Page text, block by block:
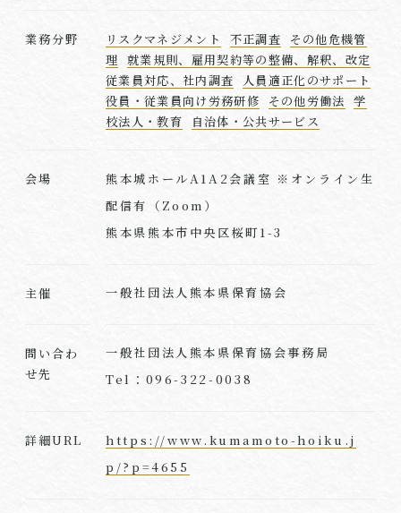
業務分野 リスクマネジメント 不正調査
その他危機管
理 就業規則、雇用契約等の整備、解釈、改定
従業員対応、社内調査
人員適正化のサポート
役員・従業員向け労務研修
その他労働法
学
校法人・教育
自治体・公共サービス
会場
熊本城ホールA1A2会議室 ※オンライン生
配信有（Zoom）
熊本県熊本市中央区桜町1-3
主催 一般社団法人熊本県保育協会
問い合わ
せ先
一般社団法人熊本県保育協会事務局
Tel：096-322-0038
詳細URL
https://www.kumamoto-hoiku.j
p/?p=4655